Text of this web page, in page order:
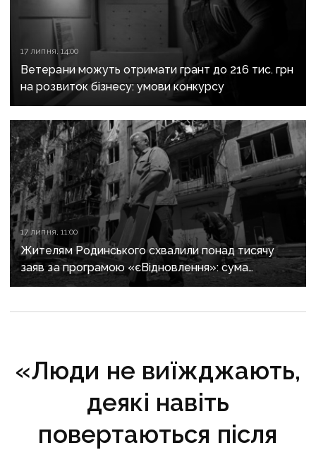
17 липня, 14:00
Ветерани можуть отримати грант до 216 тис. грн
на розвиток бізнесу: умови конкурсу
17 липня, 11:00
Жителям Родинського схвалили понад тисячу
заяв за програмою «єВідновлення»: сума
компенсацій сягнула 1,38 млрд грн
«Люди не виїжджають,
деякі навіть
повертаються після